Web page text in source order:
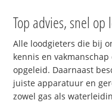
Top advies, snel op
Alle loodgieters die bij
kennis en
opgeleid. Daarnaast
juiste apparatuur en
zowel gas als